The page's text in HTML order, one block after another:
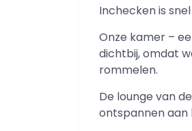
Inchecken is
Onze kamer –
dichtbij, omdat
rommelen.
De lounge van
ontspannen aan